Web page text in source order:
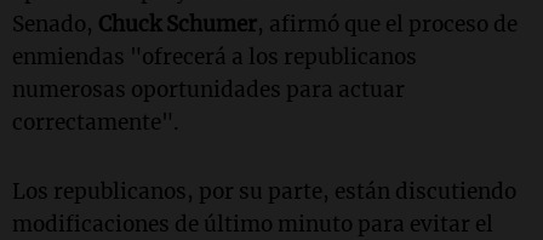
Senado, Chuck Schumer, afirmó que el proceso de
enmiendas "ofrecerá a los republicanos
numerosas oportunidades para actuar
correctamente".
Los republicanos, por su parte, están discutiendo
modificaciones de último minuto para evitar el